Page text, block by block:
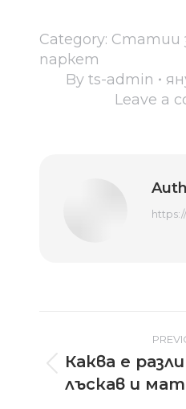
Category: Статии
паркет
By ts-admin
Leave a
Каква е
лъскав и